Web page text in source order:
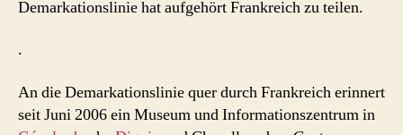
Demarkationslinie hat aufgehört Frankreich zu teilen.
.
An die Demarkationslinie quer durch Frankreich erinnert
seit Juni 2006 ein Museum und Informationszentrum in